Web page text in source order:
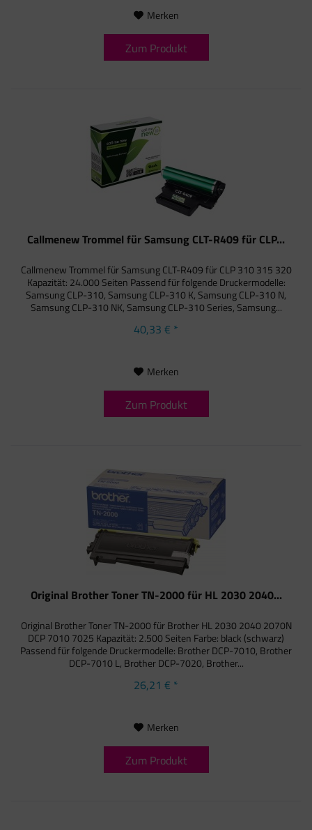
Merken
Zum Produkt
Callmenew Trommel für Samsung CLT-R409 für CLP...
Callmenew Trommel für Samsung CLT-R409 für CLP 310 315 320
Kapazität: 24.000 Seiten Passend für folgende Druckermodelle:
Samsung CLP-310, Samsung CLP-310 K, Samsung CLP-310 N,
Samsung CLP-310 NK, Samsung CLP-310 Series, Samsung...
40,33 € *
Merken
Zum Produkt
Original Brother Toner TN-2000 für HL 2030 2040...
Original Brother Toner TN-2000 für Brother HL 2030 2040 2070N
DCP 7010 7025 Kapazität: 2.500 Seiten Farbe: black (schwarz)
Passend für folgende Druckermodelle: Brother DCP-7010, Brother
DCP-7010 L, Brother DCP-7020, Brother...
26,21 € *
Merken
Zum Produkt